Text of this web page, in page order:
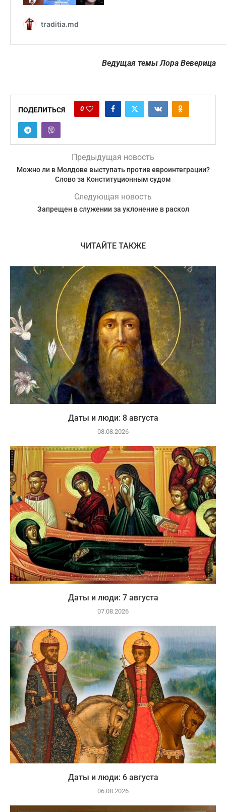
Ведущая темы Лора Веверица
ПОДЕЛИТЬСЯ 0
Предыдущая новость
Можно ли в Молдове выступать против евроинтеграции?
Слово за Конституционным судом
Следующая новость
Запрещен в служении за уклонение в раскол
ЧИТАЙТЕ ТАКЖЕ
Даты и люди: 8 августа
08.08.2026
Даты и люди: 7 августа
07.08.2026
Даты и люди: 6 августа
06.08.2026